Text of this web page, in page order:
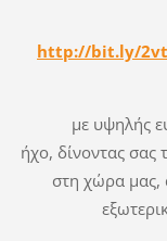
http://bit.ly/2
με υψηλής
ήχο, δίνοντας σας
στη χώρα μας,